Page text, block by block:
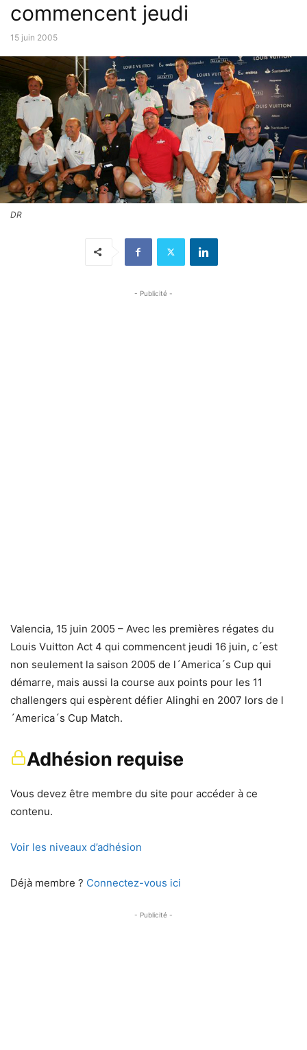
commencent jeudi
15 juin 2005
DR
- Publicité -
Valencia, 15 juin 2005 – Avec les premières régates du
Louis Vuitton Act 4 qui commencent jeudi 16 juin, c´est
non seulement la saison 2005 de l´America´s Cup qui
démarre, mais aussi la course aux points pour les 11
challengers qui espèrent défier Alinghi en 2007 lors de l
´America´s Cup Match.
Adhésion requise
Vous devez être membre du site pour accéder à ce
contenu.
Voir les niveaux d’adhésion
Déjà membre ? Connectez-vous ici
- Publicité -